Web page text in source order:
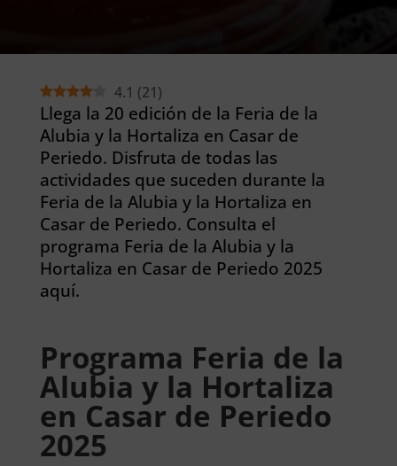
4.1 (21)
Llega la 20 edición de la Feria de la
Alubia y la Hortaliza en Casar de
Periedo. Disfruta de todas las
actividades que suceden durante la
Feria de la Alubia y la Hortaliza en
Casar de Periedo. Consulta el
programa Feria de la Alubia y la
Hortaliza en Casar de Periedo 2025
aquí.
Programa Feria de la
Alubia y la Hortaliza
en Casar de Periedo
2025